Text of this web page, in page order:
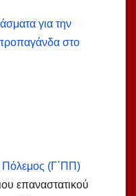
για την
στο
Πόλεμος (Γ΄ΠΠ)
επαναστατικού